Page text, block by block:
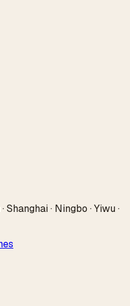
· Ningbo · Yiwu ·